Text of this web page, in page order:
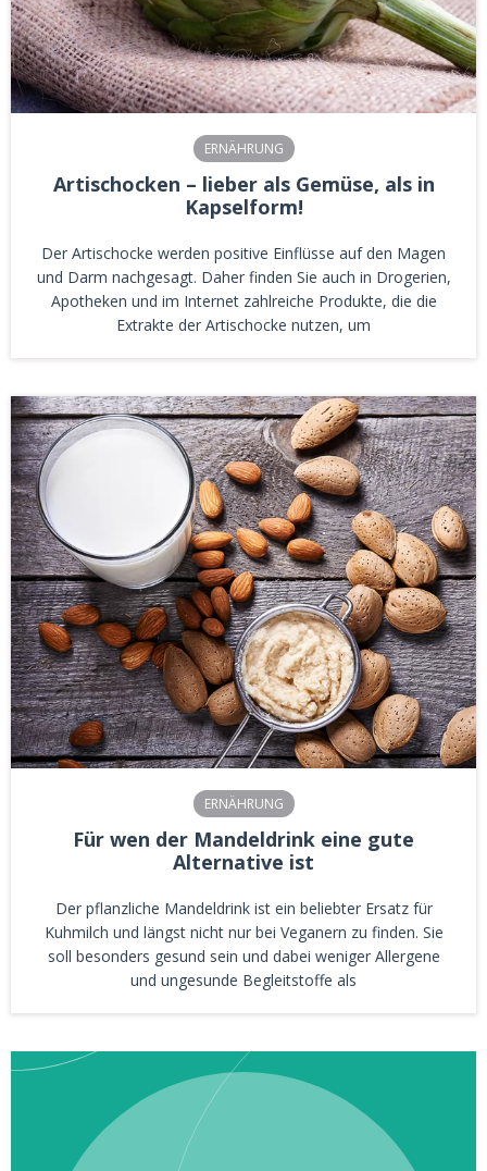
ERNÄHRUNG
Artischocken – lieber als Gemüse, als in
Kapselform!
Der Artischocke werden positive Einflüsse auf den Magen
und Darm nachgesagt. Daher finden Sie auch in Drogerien,
Apotheken und im Internet zahlreiche Produkte, die die
Extrakte der Artischocke nutzen, um
ERNÄHRUNG
Für wen der Mandeldrink eine gute
Alternative ist
Der pflanzliche Mandeldrink ist ein beliebter Ersatz für
Kuhmilch und längst nicht nur bei Veganern zu finden. Sie
soll besonders gesund sein und dabei weniger Allergene
und ungesunde Begleitstoffe als